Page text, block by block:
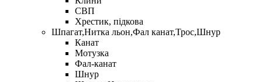
СВП
Хрестик, підкова
Шпагат,Нитка льон,Фал канат,Трос,Шнур
Канат
Мотузка
Фал-канат
Шнур